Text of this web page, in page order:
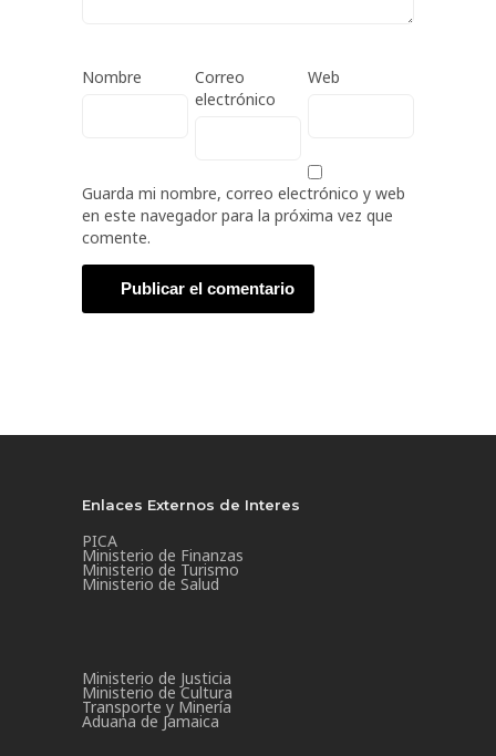
Nombre
Correo
electrónico
Web
Guarda mi nombre, correo electrónico y web
en este navegador para la próxima vez que
comente.
Enlaces Externos de Interes
PICA
Ministerio de Finanzas
Ministerio de Turismo
Ministerio de Salud
Ministerio de Justicia
Ministerio de Cultura
Transporte y Minería
Aduana de Jamaica